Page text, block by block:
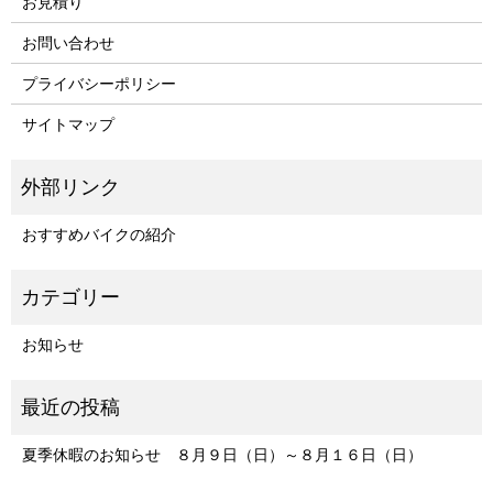
お問い合わせ
プライバシーポリシー
サイトマップ
おすすめバイクの紹介
お知らせ
夏季休暇のお知らせ ８月９日（日）～８月１６日（日）